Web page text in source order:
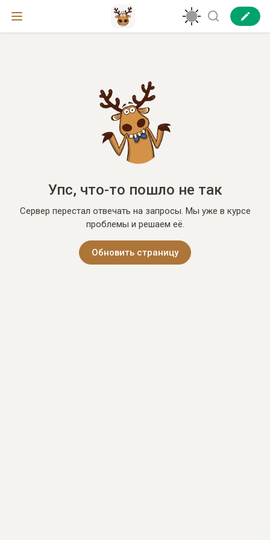
Упс, что-то пошло не так
Сервер перестал отвечать на запросы. Мы уже в курсе
проблемы и решаем её.
Обновить страницу